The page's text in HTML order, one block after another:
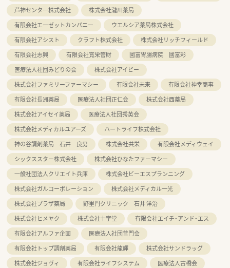
芦神センター株式会社
株式会社瀧川薬局
有限会社エーゼットカンパニー
ウエルシア薬局株式会社
有限会社アシスト
クラフト株式会社
株式会社リッチフィールド
有限会社志興
有限会社寬栄管財
國富胃腸病院 國富彩
医療法人社団みどりの会
株式会社アイビー
株式会社ファミリーファーマシー
有限会社未来
有限会社神幸商事
有限会社長洲薬局
医療法人社団正仁会
株式会社西薬局
株式会社アイセイ薬局
医療法人社団秀英会
株式会社メディカルユアーズ
ハートライフ株式会社
神の谷調剤薬局 石井 良男
株式会社共栄
有限会社メディウェイ
シックススター株式会社
株式会社ひなたファーマシー
一般社団法人クリエイト兵庫
株式会社ビーエスプランニング
株式会社ガルコーポレーション
株式会社メディカル一光
株式会社プラザ薬局
野里門クリニック 石井 洋治
株式会社ヒメヤク
株式会社十字堂
有限会社エイチ・アンド・エス
有限会社アルファ企画
医療法人社団普門会
有限会社トップ調剤薬局
有限会社龍輝
株式会社サンドラッグ
株式会社ジョヴィ
有限会社ライフシステム
医療法人古橋会